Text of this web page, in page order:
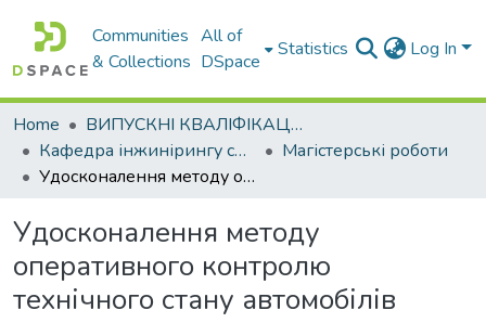
Communities
& Collections
All of
DSpace
Statistics Log In
Home
ВИПУСКНІ КВАЛІФІКАЦІЙНІ РОБОТИ
Кафедра інжинірингу систем автомобільного транспорту
Магістерські роботи
Удосконалення методу оперативного контролю технічного стану автомобілів
Удосконалення методу
оперативного контролю
технічного стану автомобілів